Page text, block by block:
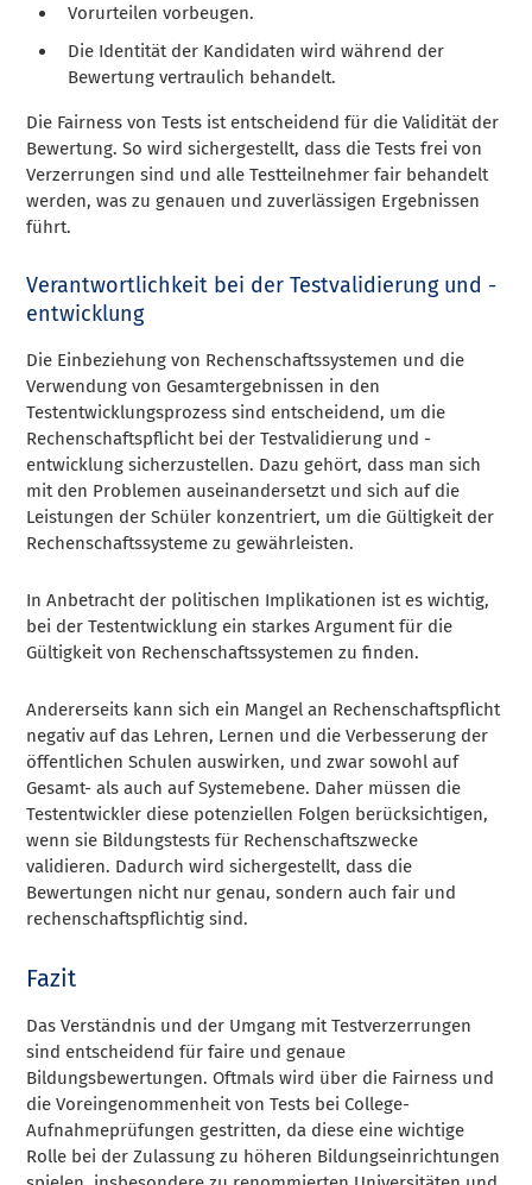
Vorurteilen vorbeugen.
Die Identität der Kandidaten wird während der
Bewertung vertraulich behandelt.
Die Fairness von Tests ist entscheidend für die Validität der
Bewertung. So wird sichergestellt, dass die Tests frei von
Verzerrungen sind und alle Testteilnehmer fair behandelt
werden, was zu genauen und zuverlässigen Ergebnissen
führt.
Verantwortlichkeit bei der Testvalidierung und -
entwicklung
Die Einbeziehung von Rechenschaftssystemen und die
Verwendung von Gesamtergebnissen in den
Testentwicklungsprozess sind entscheidend, um die
Rechenschaftspflicht bei der Testvalidierung und -
entwicklung sicherzustellen. Dazu gehört, dass man sich
mit den Problemen auseinandersetzt und sich auf die
Leistungen der Schüler konzentriert, um die Gültigkeit der
Rechenschaftssysteme zu gewährleisten.
In Anbetracht der politischen Implikationen ist es wichtig,
bei der Testentwicklung ein starkes Argument für die
Gültigkeit von Rechenschaftssystemen zu finden.
Andererseits kann sich ein Mangel an Rechenschaftspflicht
negativ auf das Lehren, Lernen und die Verbesserung der
öffentlichen Schulen auswirken, und zwar sowohl auf
Gesamt- als auch auf Systemebene. Daher müssen die
Testentwickler diese potenziellen Folgen berücksichtigen,
wenn sie Bildungstests für Rechenschaftszwecke
validieren. Dadurch wird sichergestellt, dass die
Bewertungen nicht nur genau, sondern auch fair und
rechenschaftspflichtig sind.
Fazit
Das Verständnis und der Umgang mit Testverzerrungen
sind entscheidend für faire und genaue
Bildungsbewertungen. Oftmals wird über die Fairness und
die Voreingenommenheit von Tests bei College-
Aufnahmeprüfungen gestritten, da diese eine wichtige
Rolle bei der Zulassung zu höheren Bildungseinrichtungen